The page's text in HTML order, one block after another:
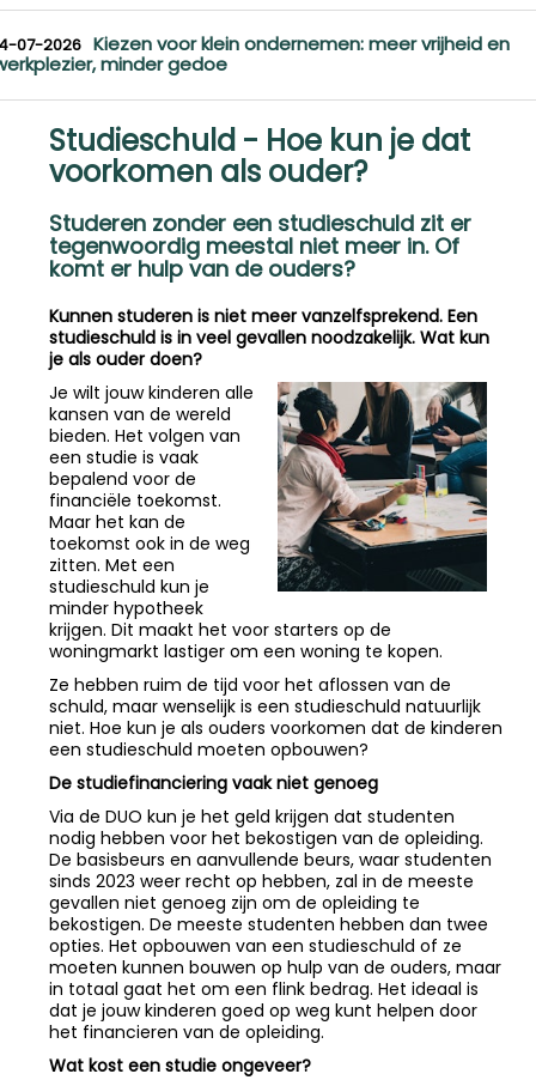
07-2026 Kiezen voor klein ondernemen: meer vrijheid en
minder gedoe
Studieschuld - Hoe kun je dat
voorkomen als ouder?
Studeren zonder een studieschuld zit er
tegenwoordig meestal niet meer in. Of
komt er hulp van de ouders?
Kunnen studeren is niet meer vanzelfsprekend. Een
studieschuld is in veel gevallen noodzakelijk. Wat kun
je als ouder doen?
Je wilt jouw kinderen alle
kansen van de wereld
bieden. Het volgen van
een studie is vaak
bepalend voor de
financiële toekomst.
Maar het kan de
toekomst ook in de weg
zitten. Met een
studieschuld kun je
minder hypotheek
krijgen. Dit maakt het voor starters op de
woningmarkt lastiger om een woning te kopen.
Ze hebben ruim de tijd voor het aflossen van de
schuld, maar wenselijk is een studieschuld natuurlijk
niet. Hoe kun je als ouders voorkomen dat de kinderen
een studieschuld moeten opbouwen?
De studiefinanciering vaak niet genoeg
Via de DUO kun je het geld krijgen dat studenten
nodig hebben voor het bekostigen van de opleiding.
De basisbeurs en aanvullende beurs, waar studenten
sinds 2023 weer recht op hebben, zal in de meeste
gevallen niet genoeg zijn om de opleiding te
bekostigen. De meeste studenten hebben dan twee
opties. Het opbouwen van een studieschuld of ze
moeten kunnen bouwen op hulp van de ouders, maar
in totaal gaat het om een flink bedrag. Het ideaal is
dat je jouw kinderen goed op weg kunt helpen door
het financieren van de opleiding.
Wat kost een studie ongeveer?